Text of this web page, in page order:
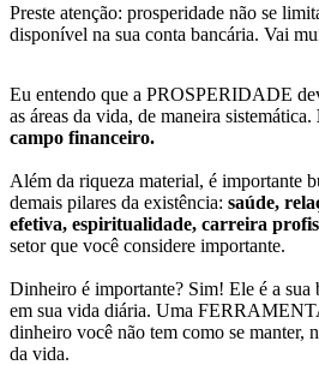
Preste atenção: prosperidade não se
disponível na sua conta bancária. Vai
Eu entendo que a PROSPERIDADE
as áreas da vida, de maneira sistemática.
campo financeiro.
Além da riqueza material, é importante
demais pilares da existência: saúde,
efetiva, espiritualidade, carreira
setor que você considere importante.
Dinheiro é importante? Sim! Ele é a sua
em sua vida diária. Uma
dinheiro você não tem como se manter,
da vida.